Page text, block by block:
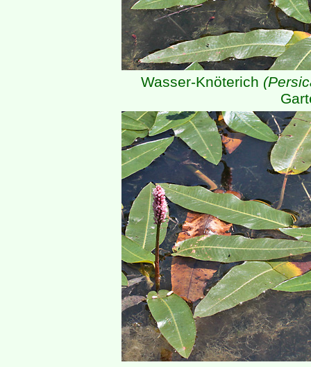
Wasser-Knöterich